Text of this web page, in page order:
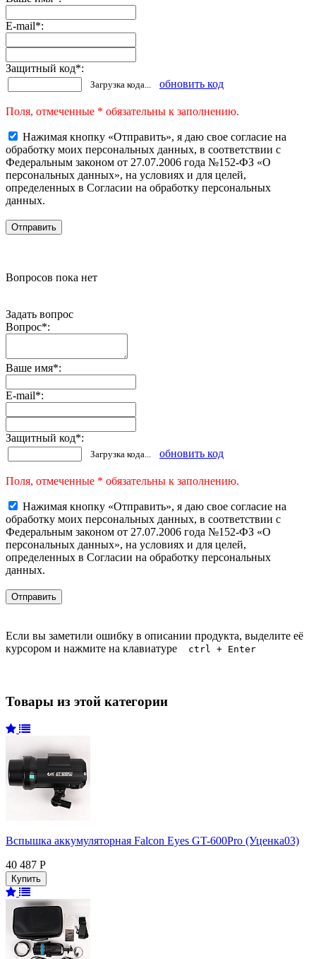
E-mail*:
Защитный код*:
Загрузка кода... обновить код
Поля, отмеченные * обязательны к заполнению.
Нажимая кнопку «Отправить», я даю свое согласие на
обработку моих персональных данных, в соответствии с
Федеральным законом от 27.07.2006 года №152-ФЗ «О
персональных данных», на условиях и для целей,
определенных в Согласии на обработку персональных
данных.
Вопросов пока нет
Задать вопрос
Вопрос*:
Ваше имя*:
E-mail*:
Защитный код*:
Загрузка кода... обновить код
Поля, отмеченные * обязательны к заполнению.
Нажимая кнопку «Отправить», я даю свое согласие на
обработку моих персональных данных, в соответствии с
Федеральным законом от 27.07.2006 года №152-ФЗ «О
персональных данных», на условиях и для целей,
определенных в Согласии на обработку персональных
данных.
Если вы заметили ошибку в описании продукта, выделите её
курсором и нажмите на клавиатуре
ctrl + Enter
Товары из этой категории
Вспышка аккумуляторная Falcon Eyes GT-600Pro (Уценка03)
40 487 Р